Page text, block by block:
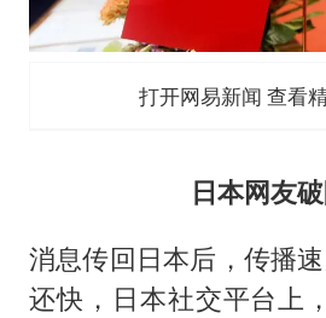
打开网易新闻 查看
日本网友
消息传回日本后，传播
还快，日本社交平台上